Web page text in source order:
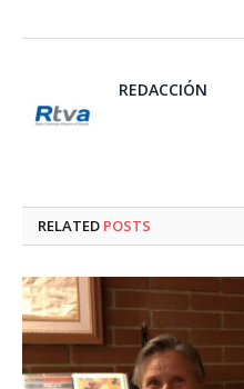
REDACCIÓN
RELATED POSTS